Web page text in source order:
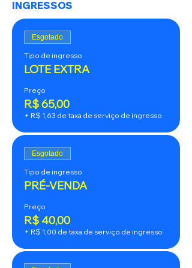
INGRESSOS
Esgotado
Tipo de ingresso
LOTE EXTRA
Preço
R$ 65,00
+ R$ 1,63 de taxa de serviço de ingresso
Esgotado
Tipo de ingresso
PRÉ-VENDA
Preço
R$ 40,00
+ R$ 1,00 de taxa de serviço de ingresso